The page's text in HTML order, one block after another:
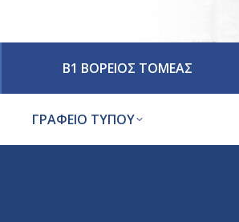
Β1 ΒΟΡΕΙΟΣ ΤΟΜΕΑΣ
ΓΡΑΦΕΙΟ ΤΥΠΟΥ